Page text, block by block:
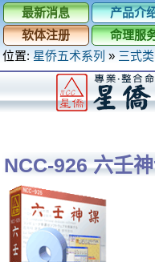
最新消息 产品介
软体注册
命理服
位置: 星侨五术系列 » 三式类
NCC-926 六壬